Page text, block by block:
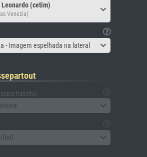
Leonardo (cetim)
Venezia)
- Imagem espelhada na lateral
traseira)